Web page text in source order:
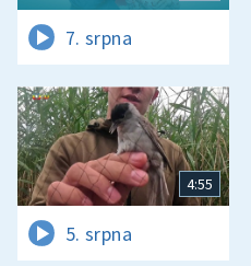
7. srpna
4:55
5. srpna